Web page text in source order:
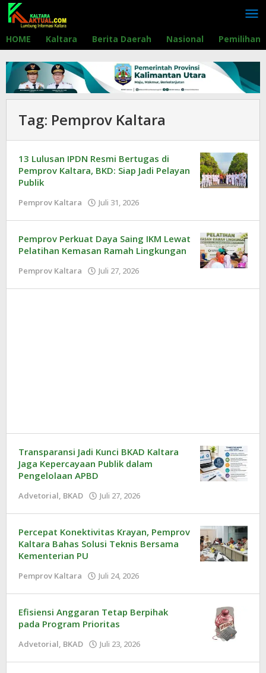
Lewati
konten
HOME Kaltara Berita Daerah Nasional Pemilihan
Tag: Pemprov Kaltara
13 Lulusan IPDN Resmi Bertugas di
Pemprov Kaltara, BKD: Siap Jadi Pelayan
Publik
Pemprov Kaltara Juli 31, 2026
Pemprov Perkuat Daya Saing IKM Lewat
Pelatihan Kemasan Ramah Lingkungan
Pemprov Kaltara Juli 27, 2026
Transparansi Jadi Kunci BKAD Kaltara
Jaga Kepercayaan Publik dalam
Pengelolaan APBD
Advetorial, BKAD Juli 27, 2026
Percepat Konektivitas Krayan, Pemprov
Kaltara Bahas Solusi Teknis Bersama
Kementerian PU
Pemprov Kaltara Juli 24, 2026
Efisiensi Anggaran Tetap Berpihak
pada Program Prioritas
Advetorial, BKAD Juli 23, 2026